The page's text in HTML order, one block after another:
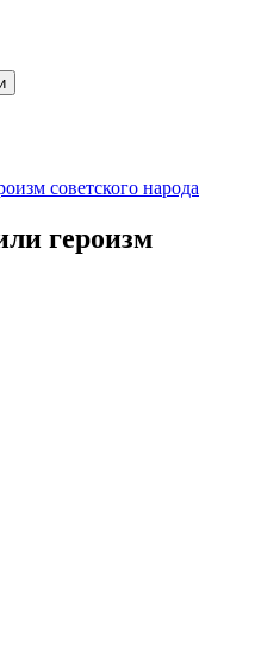
советского народа
героизм